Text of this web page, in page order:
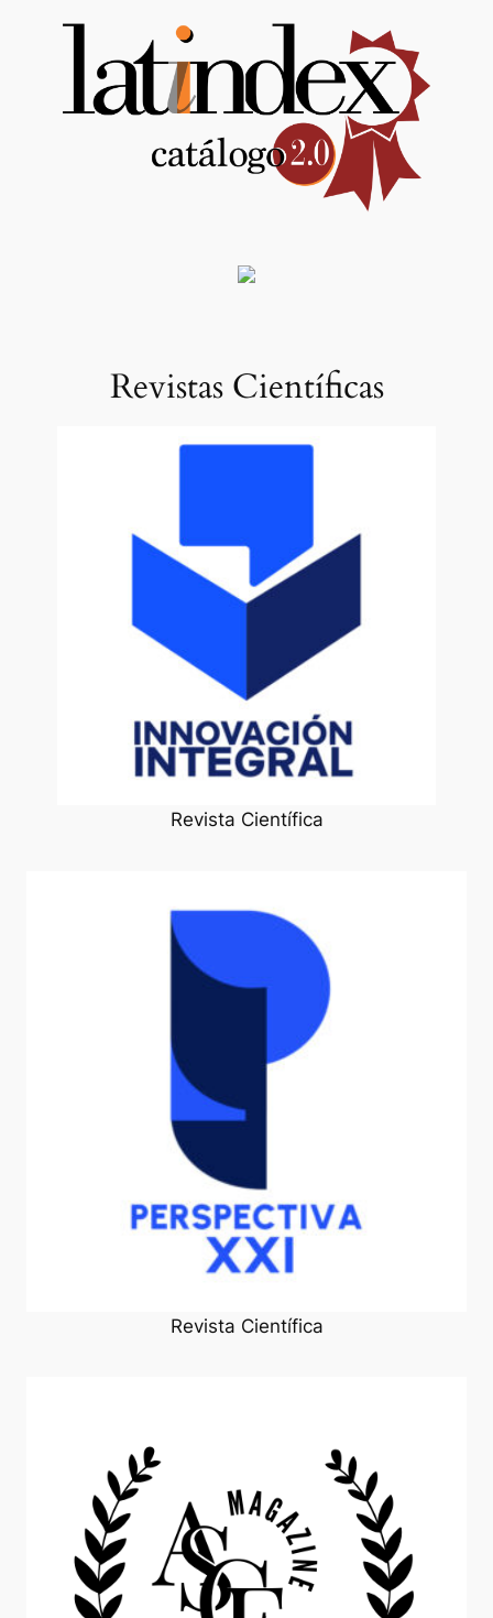
Revistas Científicas
Revista Científica
Revista Científica